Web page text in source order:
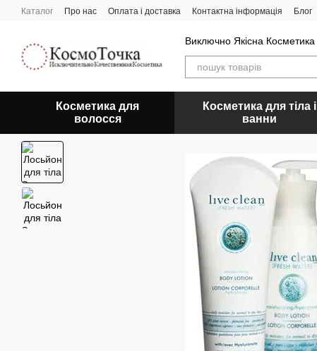
Перейти до основного контенту
Каталог Про нас Оплата і доставка Контактна інформація Блог
Виключно Якісна Косметика
Косметика для
волосся
Косметика для тіла і
ванни